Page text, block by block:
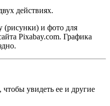
действиях.
(рисунки) и фото для
Pixabay.com. Графика
чтобы увидеть ее и другие